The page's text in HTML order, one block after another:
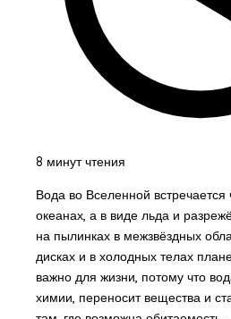
8 минут чтения
Вода во Вселенной
океанах, а в виде льда и
на пылинках в межзвёздных
дисках и в холодных телах
важно для жизни, потому что
химии, переносит вещества и